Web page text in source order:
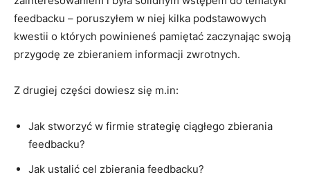
feedbacku – poruszyłem w niej kilka podstawowych
kwestii o których powinieneś pamiętać zaczynając swoją
przygodę ze zbieraniem informacji zwrotnych.
Z drugiej części dowiesz się m.in:
Jak stworzyć w firmie strategię ciągłego zbierania
feedbacku?
Jak ustalić cel zbierania feedbacku?